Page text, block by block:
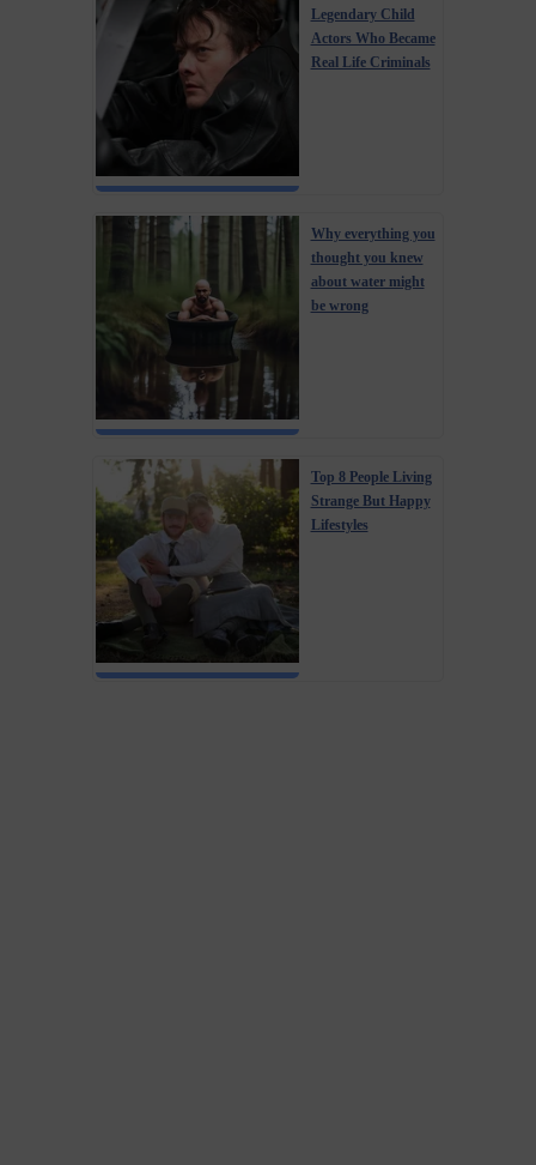
Legendary Child
Actors Who Became
Real Life Criminals
Why everything you
thought you knew
about water might
be wrong
Top 8 People Living
Strange But Happy
Lifestyles